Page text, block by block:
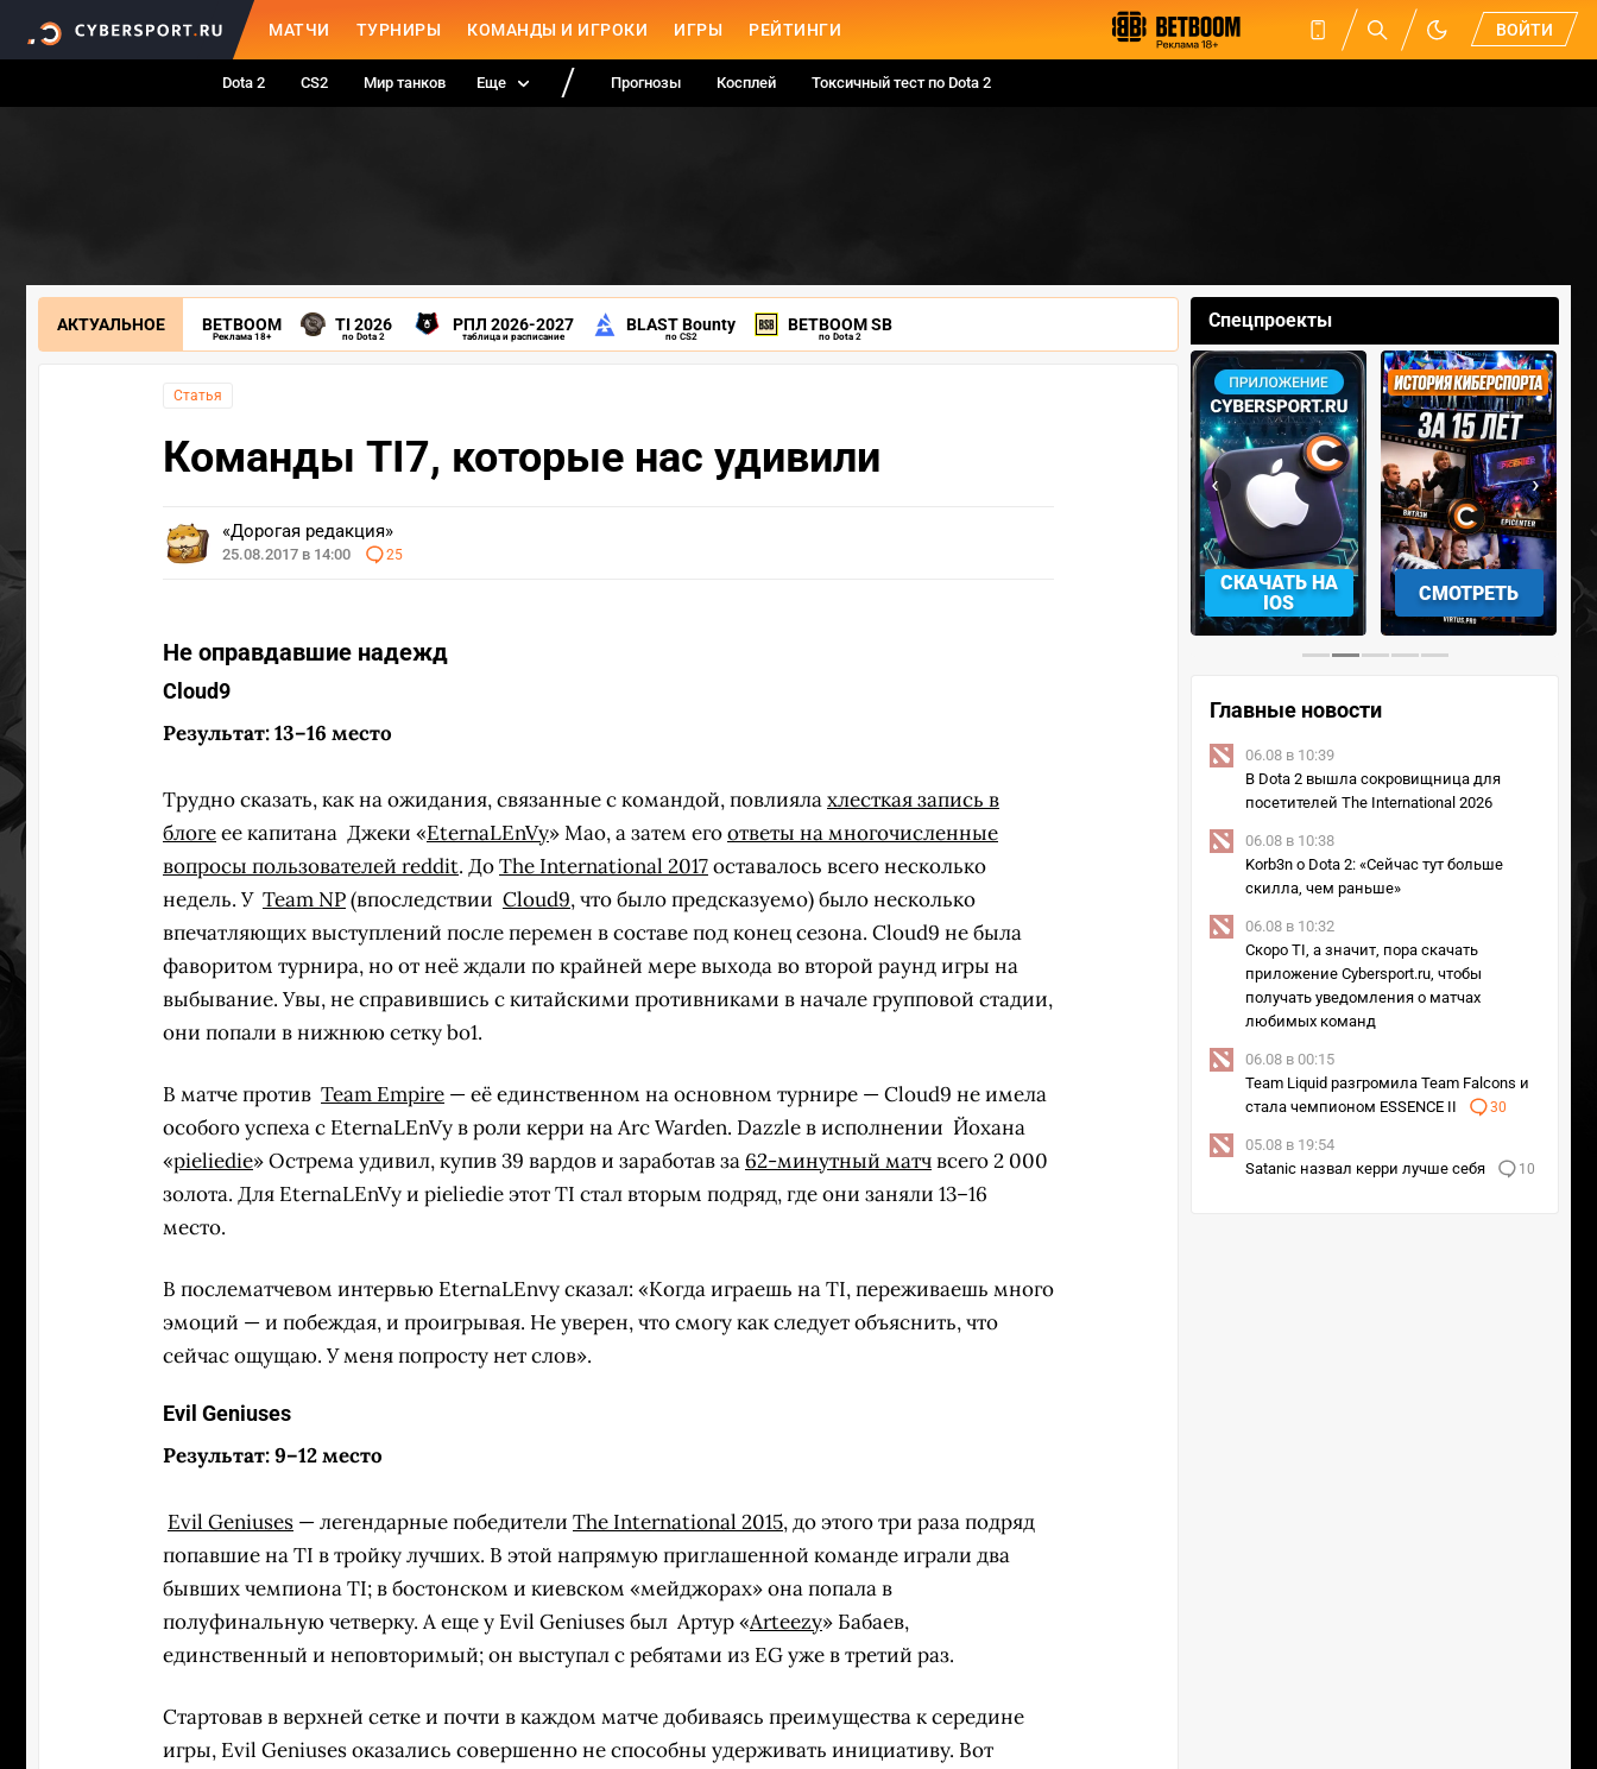
МАТЧИ ТУРНИРЫ КОМАНДЫ И ИГРОКИ ИГРЫ РЕЙТИНГИ ВОЙТИ
Dota 2 CS2 Мир танков Еще Прогнозы Косплей Токсичный тест по Dota 2
АКТУАЛЬНОЕ BETBOOM
Реклама 18+
TI 2026
по Dota 2
РПЛ 2026-2027
таблица и расписание
BLAST Bounty
по CS2
BETBOOM SB
по Dota 2
Статья
Команды TI7, которые нас удивили
«Дорогая редакция»
25.08.2017 в 14:00 25
Не оправдавшие надежд
Cloud9
Результат: 13–16 место
Трудно сказать, как на ожидания, связанные с командой, повлиялахлесткая запись в
блогеее капитана Джеки «EternaLEnVy» Мао, а затем егоответы на многочисленные
вопросы пользователей reddit. ДоThe International 2017оставалось всего несколько
недель. У Team NP(впоследствии Cloud9, что было предсказуемо) было несколько
впечатляющих выступлений после перемен в составе под конец сезона. Cloud9 не была
фаворитом турнира, но от неё ждали по крайней мере выхода во второй раунд игры на
выбывание. Увы, не справившись с китайскими противниками в начале групповой стадии,
они попали в нижнюю сетку bo1.
В матче против Team Empire — её единственном на основном турнире — Cloud9 не имела
особого успеха с EternaLEnVy в роли керри на Arc Warden. Dazzle в исполнении Йохана
«pieliedie» Острема удивил, купив 39 вардов и заработав за 62-минутный матчвсего 2 000
золота. Для EternaLEnVy и pieliedie этот TI стал вторым подряд, где они заняли 13–16
место.
В послематчевом интервью EternaLEnvy сказал: «Когда играешь на TI, переживаешь много
эмоций — и побеждая, и проигрывая. Не уверен, что смогу как следует объяснить, что
сейчас ощущаю. У меня попросту нет слов».
Evil Geniuses
Результат: 9–12 место
Evil Geniuses — легендарные победители The International 2015, до этого три раза подряд
попавшие на TI в тройку лучших. В этой напрямую приглашенной команде играли два
бывших чемпиона TI; в бостонском и киевском «мейджорах» она попала в
полуфинальную четверку. А еще у Evil Geniuses был Артур «Arteezy» Бабаев,
единственный и неповторимый; он выступал с ребятами из EG уже в третий раз.
Стартовав в верхней сетке и почти в каждом матче добиваясь преимущества к середине
игры, Evil Geniuses оказались совершенно не способны удерживать инициативу. Вот
Спецпроекты
СМОТРЕТЬ УЧАСТВОВАТЬ
‹ ›
Главные новости
06.08 в 10:39
В Dota 2 вышла сокровищница для
посетителей The International 2026
06.08 в 10:38
Korb3n о Dota 2: «Сейчас тут больше
скилла, чем раньше»
06.08 в 10:32
Скоро TI, а значит, пора скачать
приложение Cybersport.ru, чтобы
получать уведомления о матчах
любимых команд
06.08 в 00:15
Team Liquid разгромила Team Falcons и
стала чемпионом ESSENCE II
30
05.08 в 19:54
Satanic назвал керри лучше себя
10